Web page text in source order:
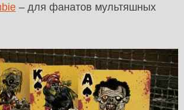
– для фанатов мультяшных